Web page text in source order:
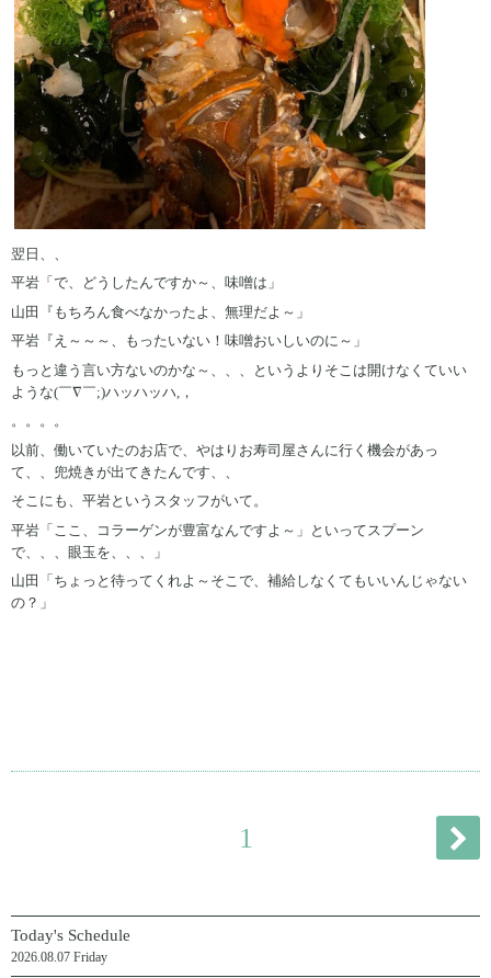
翌日、、
平岩「で、どうしたんですか～、味噌は」
山田『もちろん食べなかったよ、無理だよ～」
平岩『え～～～、もったいない！味噌おいしいのに～」
もっと違う言い方ないのかな～、、、というよりそこは開けなくていい
ような(￣∇￣;)ハッハッハ,，
。。。。
以前、働いていたのお店で、やはりお寿司屋さんに行く機会があっ
て、、兜焼きが出てきたんです、、
そこにも、平岩というスタッフがいて。
平岩「ここ、コラーゲンが豊富なんですよ～」といってスプーン
で、、、眼玉を、、、」
山田「ちょっと待ってくれよ～そこで、補給しなくてもいいんじゃない
の？」
1
Today's Schedule
2026.08.07 Friday